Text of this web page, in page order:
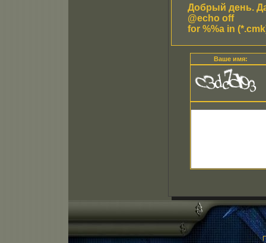
Добрый день.
@echo off
for %%a in
Ваше имя: